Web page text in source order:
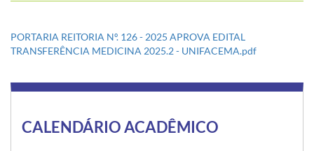
PORTARIA REITORIA Nº. 126 - 2025 APROVA EDITAL
TRANSFERÊNCIA MEDICINA 2025.2 - UNIFACEMA.pdf
CALENDÁRIO ACADÊMICO